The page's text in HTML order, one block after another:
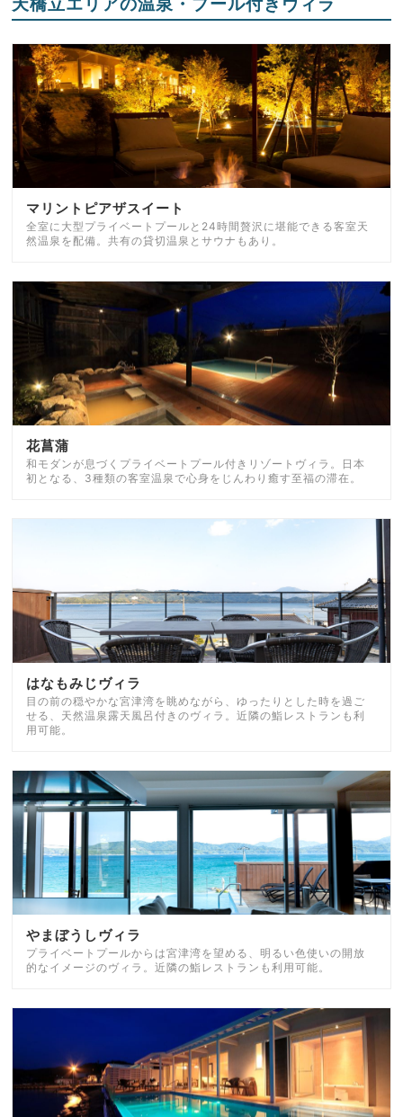
マリントピアザスイート
全室に大型プライベートプールと24時間贅沢に堪能できる客室天
然温泉を配備。共有の貸切温泉とサウナもあり。
花菖蒲
和モダンが息づくプライベートプール付きリゾートヴィラ。日本
初となる、3種類の客室温泉で心身をじんわり癒す至福の滞在。
はなもみじヴィラ
目の前の穏やかな宮津湾を眺めながら、ゆったりとした時を過ご
せる、天然温泉露天風呂付きのヴィラ。近隣の鮨レストランも利
用可能。
やまぼうしヴィラ
プライベートプールからは宮津湾を望める、明るい色使いの開放
的なイメージのヴィラ。近隣の鮨レストランも利用可能。